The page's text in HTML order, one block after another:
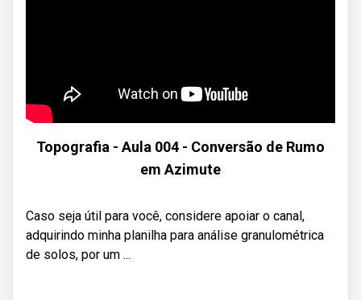
Topografia - Aula 004 - Conversão de Rumo
em Azimute
Caso seja útil para você, considere apoiar o canal,
adquirindo minha planilha para análise granulométrica
de solos, por um ...